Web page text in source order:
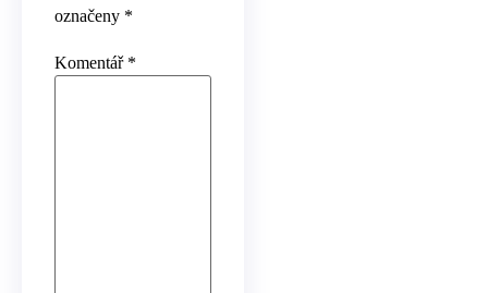
označeny *
Komentář *